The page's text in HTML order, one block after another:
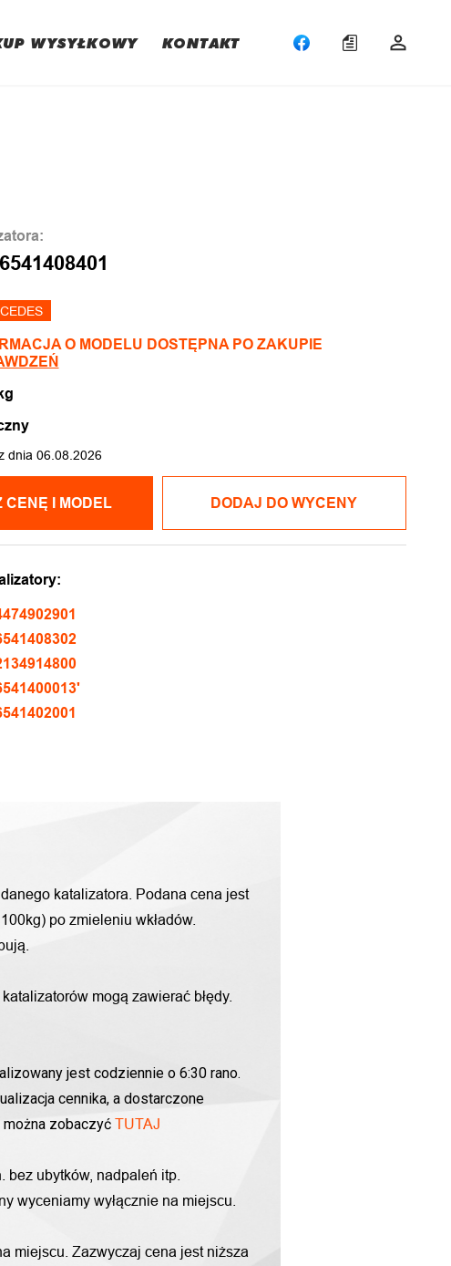
WYSYŁKOWY KONTAKT
O MODELU DOSTĘPNA PO ZAKUPIE
dnia 06.08.2026
POKAŻ CENĘ I MODEL DODAJ DO WYCENY
katalizatora. Podana cena jest
po zmieleniu wkładów.
mogą zawierać błędy.
jest codziennie o 6:30 rano.
cennika, a dostarczone
zobaczyć TUTAJ
bez ubytków, nadpaleń itp.
wyceniamy wyłącznie na miejscu.
miejscu. Zazwyczaj cena jest niższa